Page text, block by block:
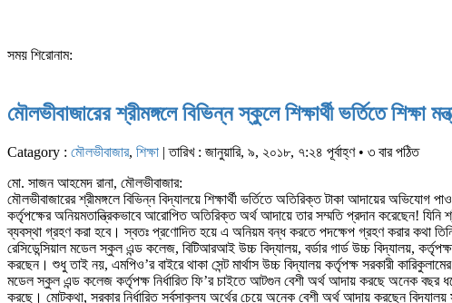
সময় শিরোনাম:
মৌলভীবাজারের শ্রীমঙ্গলে বিভিন্ন স্কুলে শিক্ষার্থী ভর্তিতে
Catagory : মৌলভীবাজার, শিক্ষা | তারিখ : জানুয়ারি, ৯, ২০১৮, ৭:২৪ পূর্বাহ্ণ • ৩ বার পঠিত
মো. সাজন আহমেদ রানা, মৌলভীবাজার:
মৌলভীবাজারের শ্রীমঙ্গলে বিভিন্ন বিদ্যালয়ে শিক্ষার্থী ভর্তিতে অতিরিক্ত টাকা আদায়ের
কর্তৃপক্ষের অনিয়মতান্ত্রিকভাবে আরোপিত অতিরিক্ত অর্থ আদায়ে তার সম্মতি প্রদান করেছেন!
ব্যবস্থা গ্রহণ করা হবে। স্বতঃ প্রণোদিত হয়ে এ অনিয়ম বন্ধ করতে পদক্ষেপ গ্রহণ করার কথা তিনি
রেসিডেন্সিয়াল মডেল স্কুল এন্ড কলেজ, বিটিআরআই উচ্চ বিদ্যালয়, বর্ডার গার্ড উচ্চ বিদ্যালয়,
করছেন। শুধু তাই নয়, এমপিও’র বাইরে থাকা সেন্ট মার্থাস উচ্চ বিদ্যালয় কর্তৃপক্ষ সরকারী
মডেল স্কুল এন্ড কলেজ কর্তৃপক্ষ নির্ধারিত ফি’র চাইতে আটগুন বেশী অর্থ আদায় করছে অনেক বছর ধরে
করছে। মোটকথা, সরকার নির্ধারিত সর্বসাকুল্য অর্থের চেয়ে অনেক বেশী অর্থ আদায় করছেন বিদ্যালয়